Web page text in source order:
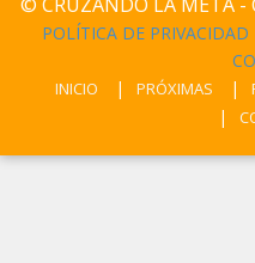
POLÍTICA DE PRIVACIDAD
INICIO PRÓXIMAS